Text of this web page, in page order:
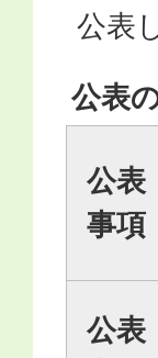
公表
公表
公表
事項
公表